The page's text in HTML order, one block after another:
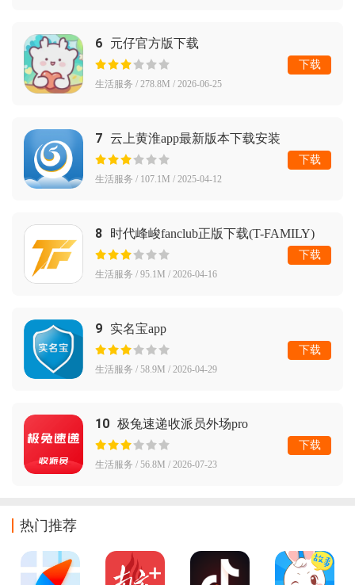
6 元仔官方版下载
生活服务 / 278.8M / 2026-06-25
下载
7 云上黄淮app最新版本下载安装
生活服务 / 107.1M / 2025-04-12
下载
8 时代峰峻fanclub正版下载(T-FAMILY)
生活服务 / 95.1M / 2026-04-16
下载
9 实名宝app
生活服务 / 58.9M / 2026-04-29
下载
10 极兔速递收派员外场pro
生活服务 / 56.8M / 2026-07-23
下载
热门推荐